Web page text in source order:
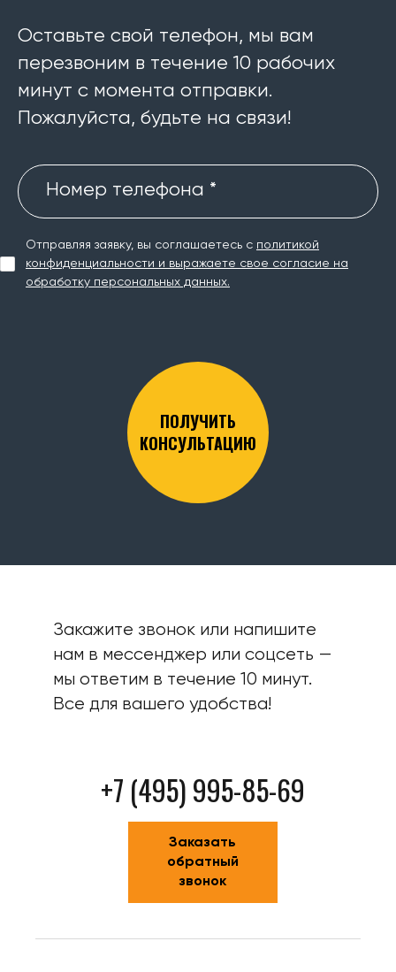
Оставьте свой телефон, мы вам
перезвоним в течение 10 рабочих
минут с момента отправки.
Пожалуйста, будьте на связи!
Номер телефона *
Отправляя заявку, вы соглашаетесь с политикой
конфиденциальности и выражаете свое согласие на
обработку персональных данных.
ПОЛУЧИТЬ
КОНСУЛЬТАЦИЮ
Закажите звонок или напишите
нам в мессенджер или соцсеть —
мы ответим в течение 10 минут.
Все для вашего удобства!
+7 (495) 995-85-69
Заказать
обратный
звонок